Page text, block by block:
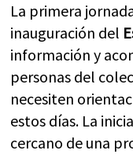
La primera
inauguración del
información y
personas del
necesiten
estos días. La
cercano de una